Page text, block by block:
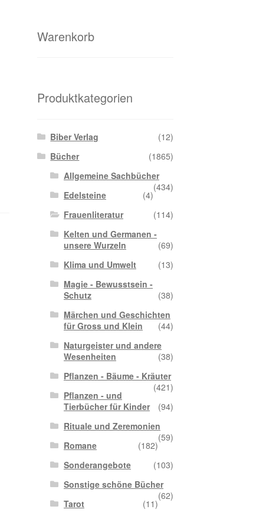
Warenkorb
Produktkategorien
Biber Verlag
(12)
Bücher
(1865)
Allgemeine Sachbücher
(434)
Edelsteine
(4)
Frauenliteratur
(114)
Kelten und Germanen -
unsere Wurzeln
(69)
Klima und Umwelt
(13)
Magie - Bewusstsein -
Schutz
(38)
Märchen und Geschichten
für Gross und Klein
(44)
Naturgeister und andere
Wesenheiten
(38)
Pflanzen - Bäume - Kräuter
(421)
Pflanzen - und
Tierbücher für Kinder
(94)
Rituale und Zeremonien
(59)
Romane
(182)
Sonderangebote
(103)
Sonstige schöne Bücher
(62)
Tarot
(11)